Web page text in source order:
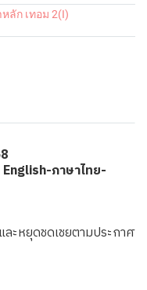
ลัก เทอม 2(I)
ภาษาไทย-
ะหยุดชดเชยตามประกาศ